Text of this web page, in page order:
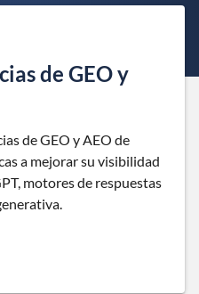
de GEO y
de GEO y AEO de
a mejorar su visibilidad
motores de respuestas